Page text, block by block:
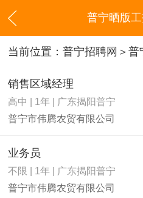
普宁晒版
当前位置： 普宁招聘网 ＞
销售区域经理
高中 | 1年 | 广东揭阳普宁
普宁市伟腾农贸有限公司
业务员
不限 | 1年 | 广东揭阳普宁
普宁市伟腾农贸有限公司